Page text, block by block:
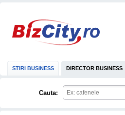
STIRI BUSINESS DIRECTOR BUSINESS
Cauta: